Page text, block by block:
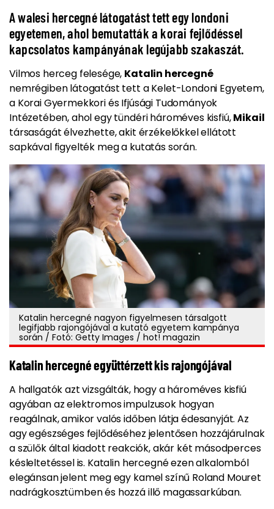
A walesi hercegné látogatást tett egy londoni
egyetemen, ahol bemutatták a korai fejlődéssel
kapcsolatos kampányának legújabb szakaszát.
Vilmos herceg felesége, Katalin hercegné
nemrégiben látogatást tett a Kelet-Londoni Egyetem,
a Korai Gyermekkori és Ifjúsági Tudományok
Intézetében, ahol egy tündéri hároméves kisfiú,Mikail
társaságát élvezhette, akit érzékelőkkel ellátott
sapkával figyelték meg a kutatás során.
Katalin hercegné nagyon figyelmesen társalgott
legifjabb rajongójával a kutató egyetem kampánya
során / Fotó: Getty Images / hot! magazin
Katalin hercegné együttérzett kis rajongójával
A hallgatók azt vizsgálták, hogy a hároméves kisfiú
agyában az elektromos impulzusok hogyan
reagálnak, amikor valós időben látja édesanyját. Az
agy egészséges fejlődéséhez jelentősen hozzájárulnak
a szülők által kiadott reakciók, akár két másodperces
késleltetéssel is. Katalin hercegné ezen alkalomból
elegánsan jelent meg egy kamel színű Roland Mouret
nadrágkosztümben és hozzá illő magassarkúban.